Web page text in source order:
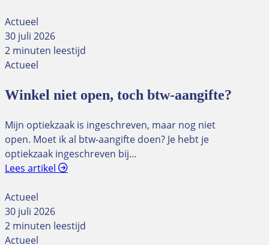
Actueel
30 juli 2026
2 minuten leestijd
Actueel
Winkel niet open, toch btw-aangifte?
Mijn optiekzaak is ingeschreven, maar nog niet
open. Moet ik al btw-aangifte doen? Je hebt je
optiekzaak ingeschreven bij…
Lees artikel
Actueel
30 juli 2026
2 minuten leestijd
Actueel